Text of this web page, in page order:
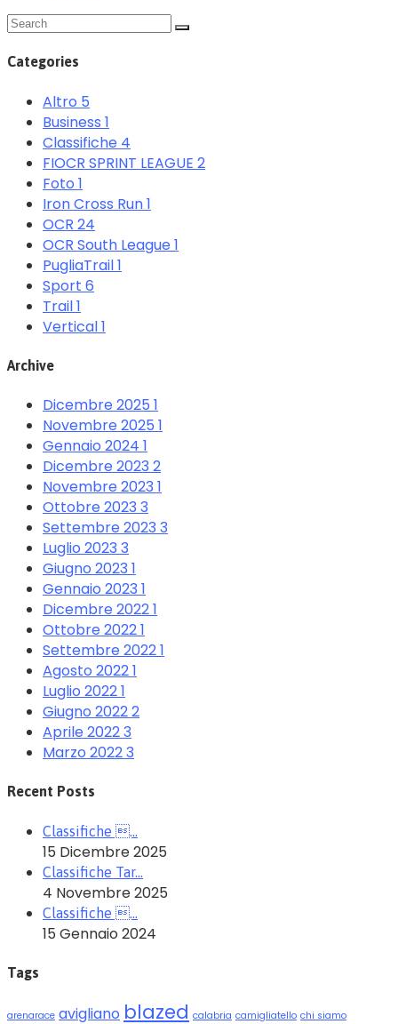
Categories
Altro 5
Business 1
Classifiche 4
FIOCR SPRINT LEAGUE 2
Foto 1
Iron Cross Run1
OCR 24
OCR South League1
PugliaTrail1
Sport 6
Trail1
Vertical1
Archive
Dicembre 2025 1
Novembre 2025 1
Gennaio 2024 1
Dicembre 2023 2
Novembre 2023 1
Ottobre 2023 3
Settembre 2023 3
Luglio 2023 3
Giugno 2023 1
Gennaio 2023 1
Dicembre 20221
Ottobre 20221
Settembre 20221
Agosto 20221
Luglio 20221
Giugno 20222
Aprile 20223
Marzo 20223
Recent Posts
Classifiche …
15 Dicembre 2025
Classifiche Tar…
4 Novembre 2025
Classifiche …
15 Gennaio 2024
Tags
arenarace avigliano blazed calabria camigliatello chi siamo